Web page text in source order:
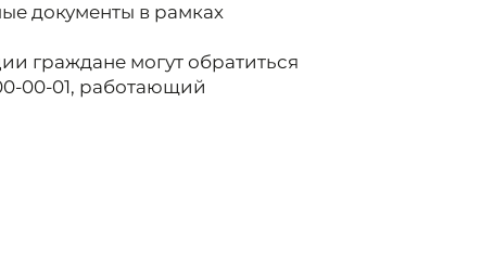
документы в рамках
граждане могут обратиться
00-01, работающий